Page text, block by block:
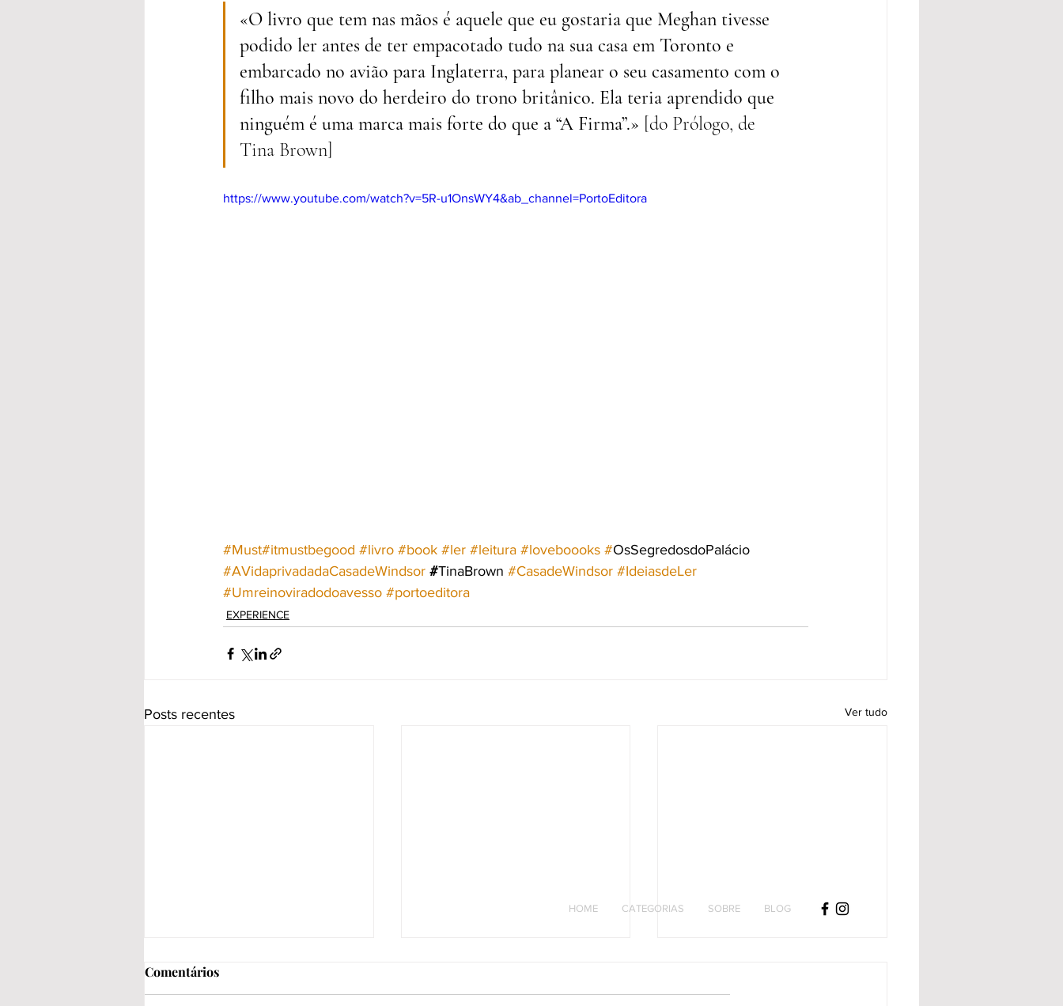
«O livro que tem nas mãos é aquele que eu gostaria que Meghan tivesse
podido ler antes de ter empacotado tudo na sua casa em Toronto e
embarcado no avião para Inglaterra, para planear o seu casamento com o
filho mais novo do herdeiro do trono britânico. Ela teria aprendido que
ninguém é uma marca mais forte do que a “A Firma”.» [do Prólogo, de
Tina Brown]
https://www.youtube.com/watch?v=5R-u1OnsWY4&ab_channel=PortoEditora
#Must#itmustbegood #livro #book #ler #leitura #loveboooks #OsSegredosdoPalácio
#AVidaprivadadaCasadeWindsor #TinaBrown #CasadeWindsor #IdeiasdeLer
#Umreinoviradodoavesso #portoeditora
EXPERIENCE
Posts recentes Ver tudo
Comentários
HOME CATEGORIAS SOBRE BLOG